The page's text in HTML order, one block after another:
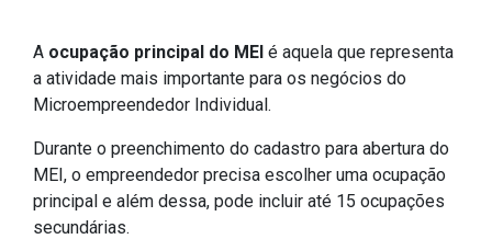
A ocupação principal do MEI é aquela que representa
a atividade mais importante para os negócios do
Microempreendedor Individual.
Durante o preenchimento do cadastro para abertura do
MEI, o empreendedor precisa escolher uma ocupação
principal e além dessa, pode incluir até 15 ocupações
secundárias.